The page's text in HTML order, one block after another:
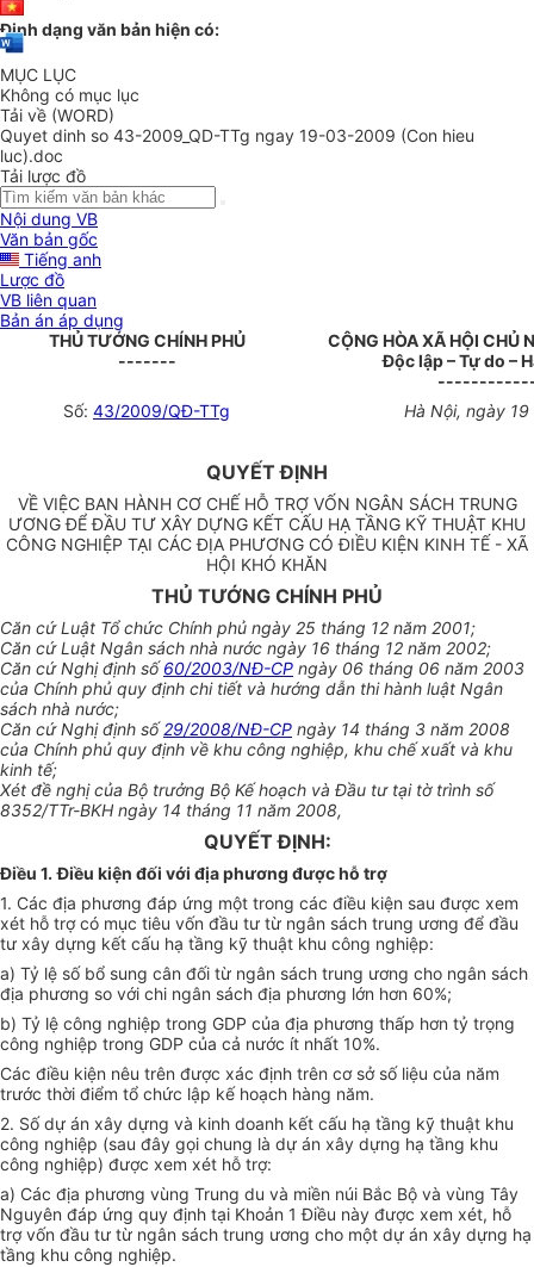
Định dạng văn bản hiện có:
MỤC LỤC
Không có mục lục
Tải về (WORD)
Quyet dinh so 43-2009_QD-TTg ngay 19-03-2009 (Con hieu
luc).doc
Tải lược đồ
Nội dung VB
Văn bản gốc
Tiếng anh
Lược đồ
VB liên quan
Bản án áp dụng
THỦ TƯỚNG CHÍNH PHỦ
-------
CỘNG HÒA XÃ HỘI CHỦ
Độc lập – Tự do –
Số: 43/2009/QĐ-TTg Hà Nội, ngày
QUYẾT ĐỊNH
VỀ VIỆC BAN HÀNH CƠ CHẾ HỖ TRỢ VỐN NGÂN SÁCH TRUNG
ƯƠNG ĐỂ ĐẦU TƯ XÂY DỰNG KẾT CẤU HẠ TẦNG KỸ THUẬT KHU
CÔNG NGHIỆP TẠI CÁC ĐỊA PHƯƠNG CÓ ĐIỀU KIỆN KINH TẾ - XÃ
HỘI KHÓ KHĂN
THỦ TƯỚNG CHÍNH PHỦ
Căn cứ Luật Tổ chức Chính phủ ngày 25 tháng 12 năm 2001;
Căn cứ Luật Ngân sách nhà nước ngày 16 tháng 12 năm 2002;
Căn cứ Nghị định số60/2003/NĐ-CP ngày 06 tháng 06 năm 2003
của Chính phủ quy định chi tiết và hướng dẫn thi hành luật Ngân
sách nhà nước;
Căn cứ Nghị định số29/2008/NĐ-CP ngày 14 tháng 3 năm 2008
của Chính phủ quy định về khu công nghiệp, khu chế xuất và khu
kinh tế;
Xét đề nghị của Bộ trưởng Bộ Kế hoạch và Đầu tư tại tờ trình số
8352/TTr-BKH ngày 14 tháng 11 năm 2008,
QUYẾT ĐỊNH:
Điều 1. Điều kiện đối với địa phương được hỗ trợ
1. Các địa phương đáp ứng một trong các điều kiện sau được xem
xét hỗ trợ có mục tiêu vốn đầu tư từ ngân sách trung ương để đầu
tư xây dựng kết cấu hạ tầng kỹ thuật khu công nghiệp:
a) Tỷ lệ số bổ sung cân đối từ ngân sách trung ương cho ngân sách
địa phương so với chi ngân sách địa phương lớn hơn 60%;
b) Tỷ lệ công nghiệp trong GDP của địa phương thấp hơn tỷ trọng
công nghiệp trong GDP của cả nước ít nhất 10%.
Các điều kiện nêu trên được xác định trên cơ sở số liệu của năm
trước thời điểm tổ chức lập kế hoạch hàng năm.
2. Số dự án xây dựng và kinh doanh kết cấu hạ tầng kỹ thuật khu
công nghiệp (sau đây gọi chung là dự án xây dựng hạ tầng khu
công nghiệp) được xem xét hỗ trợ:
a) Các địa phương vùng Trung du và miền núi Bắc Bộ và vùng Tây
Nguyên đáp ứng quy định tại Khoản 1 Điều này được xem xét, hỗ
trợ vốn đầu tư từ ngân sách trung ương cho một dự án xây dựng hạ
tầng khu công nghiệp.